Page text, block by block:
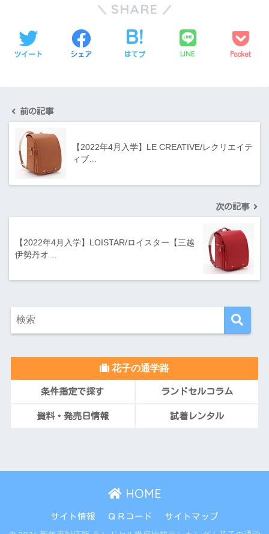
SHARE
ツイート シェア はてブ LINE Pocket
前の記事
【2022年4月入学】LE CREATIVE/レクリエイテ
ィブ…
次の記事
【2022年4月入学】LOISTAR/ロイスター【三越
伊勢丹オ…
花子の通学路
条件指定で探す ランドセルコラム
資料・発売日情報 試着レンタル
HOME
サイト情報 ＱＲコード サイトマップ